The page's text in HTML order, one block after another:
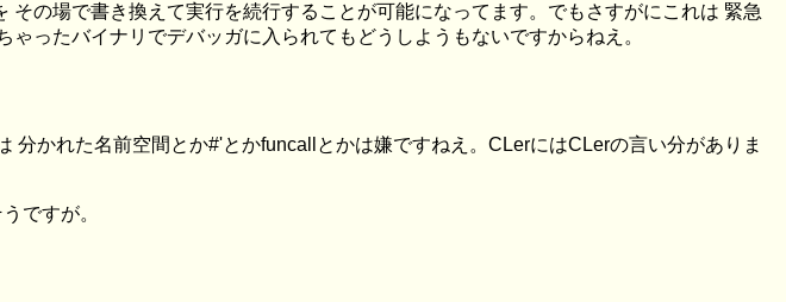
の場で書き換えて実行を続行することが可能になってます。でもさすがにこれは 緊急
ったバイナリでデバッガに入られてもどうしようもないですからねえ。
かれた名前空間とか#'とかfuncallとかは嫌ですねえ。CLerにはCLerの言い分がありま
ですが。